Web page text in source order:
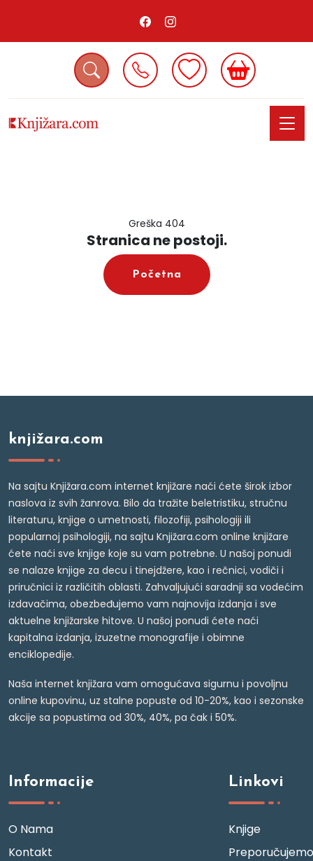
Greška 404
Stranica ne postoji.
Početna
knjižara.com
Na sajtu Knjižara.com internet knjižare naći ćete širok izbor
naslova iz svih žanrova. Bilo da tražite beletristiku, stručnu
literaturu, knjige o umetnosti, filozofiji, psihologiji ili
popularnoj psihologiji, na sajtu Knjižara.com online knjižare
ćete naći sve knjige koje su vam potrebne. U našoj ponudi
se nalaze knjige za decu i tinejdžere, kao i rečnici, vodiči i
priručnici iz različitih oblasti. Zahvaljujući saradnji sa vodećim
izdavačima, obezbeđujemo vam najnovija izdanja i sve
aktuelne knjižarske hitove. U našoj ponudi ćete naći
kapitalna izdanja, izuzetne monografije i obimne
enciklopedije.
Naša internet knjižara vam omogućava sigurnu i povoljnu
online kupovinu, uz stalne popuste od 10-20%, kao i sezonske
akcije sa popustima od 30%, 40%, pa čak i 50%.
Informacije
O Nama
Kontakt
Linkovi
Knjige
Preporučujemo